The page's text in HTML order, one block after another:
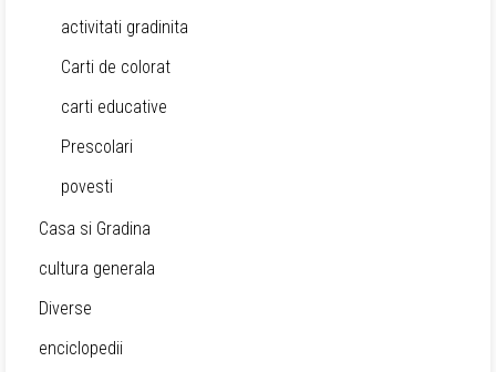
activitati gradinita
Carti de colorat
carti educative
Prescolari
povesti
Casa si Gradina
cultura generala
Diverse
enciclopedii